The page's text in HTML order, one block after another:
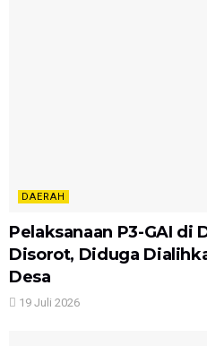
DAERAH
Pelaksanaan P3-GAI di
Disorot, Diduga
Desa
19 Juli 2026